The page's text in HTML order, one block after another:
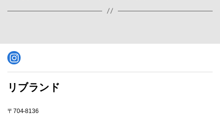
Instagram
リブランド
〒704-8136